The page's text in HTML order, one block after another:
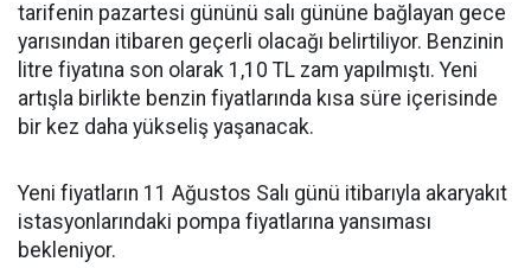
tarifenin pazartesi gününü salı gününe bağlayan gece
yarısından itibaren geçerli olacağı belirtiliyor. Benzinin
litre fiyatına son olarak 1,10 TL zam yapılmıştı. Yeni
artışla birlikte benzin fiyatlarında kısa süre içerisinde
bir kez daha yükseliş yaşanacak.
Yeni fiyatların 11 Ağustos Salı günü itibarıyla akaryakıt
istasyonlarındaki pompa fiyatlarına yansıması
bekleniyor.